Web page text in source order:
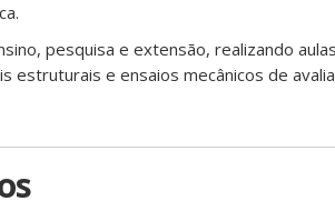
pesquisa e extensão, realizando
e ensaios mecânicos de